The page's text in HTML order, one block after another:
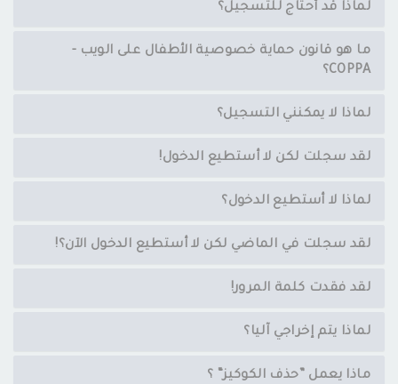
لماذا قد أحتاج للتسجيل؟
ما هو قانون حماية خصوصية الأطفال على الويب -
COPPA؟
لماذا لا يمكنني التسجيل؟
لقد سجلت لكن لا أستطيع الدخول!
لماذا لا أستطيع الدخول؟
لقد سجلت في الماضي لكن لا أستطيع الدخول الآن؟!
لقد فقدت كلمة المرور!
لماذا يتم إخراجي آليا؟
ماذا يعمل ”حذف الكوكيز“ ؟